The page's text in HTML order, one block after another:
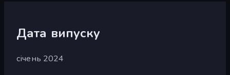
Дата випуску
січень 2024